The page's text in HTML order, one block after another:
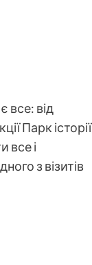
все: від
Парк історії
все і
з візитів